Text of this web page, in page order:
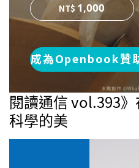
1,000
成為Openbook贊
閱讀通信 vol.393
科學的美